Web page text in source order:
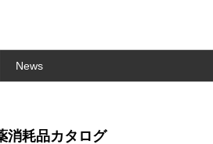
News
消耗品カタログ